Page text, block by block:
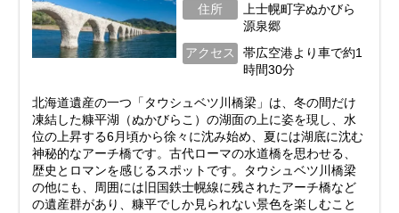
住所
上士幌町字ぬかびら
源泉郷
アクセス
帯広空港より車で約1
時間30分
北海道遺産の一つ「タウシュベツ川橋梁」は、冬の間だけ
凍結した糠平湖（ぬかびらこ）の湖面の上に姿を現し、水
位の上昇する6月頃から徐々に沈み始め、夏には湖底に沈む
神秘的なアーチ橋です。古代ローマの水道橋を思わせる、
歴史とロマンを感じるスポットです。タウシュベツ川橋梁
の他にも、周囲には旧国鉄士幌線に残されたアーチ橋など
の遺産群があり、糠平でしか見られない景色を楽しむこと